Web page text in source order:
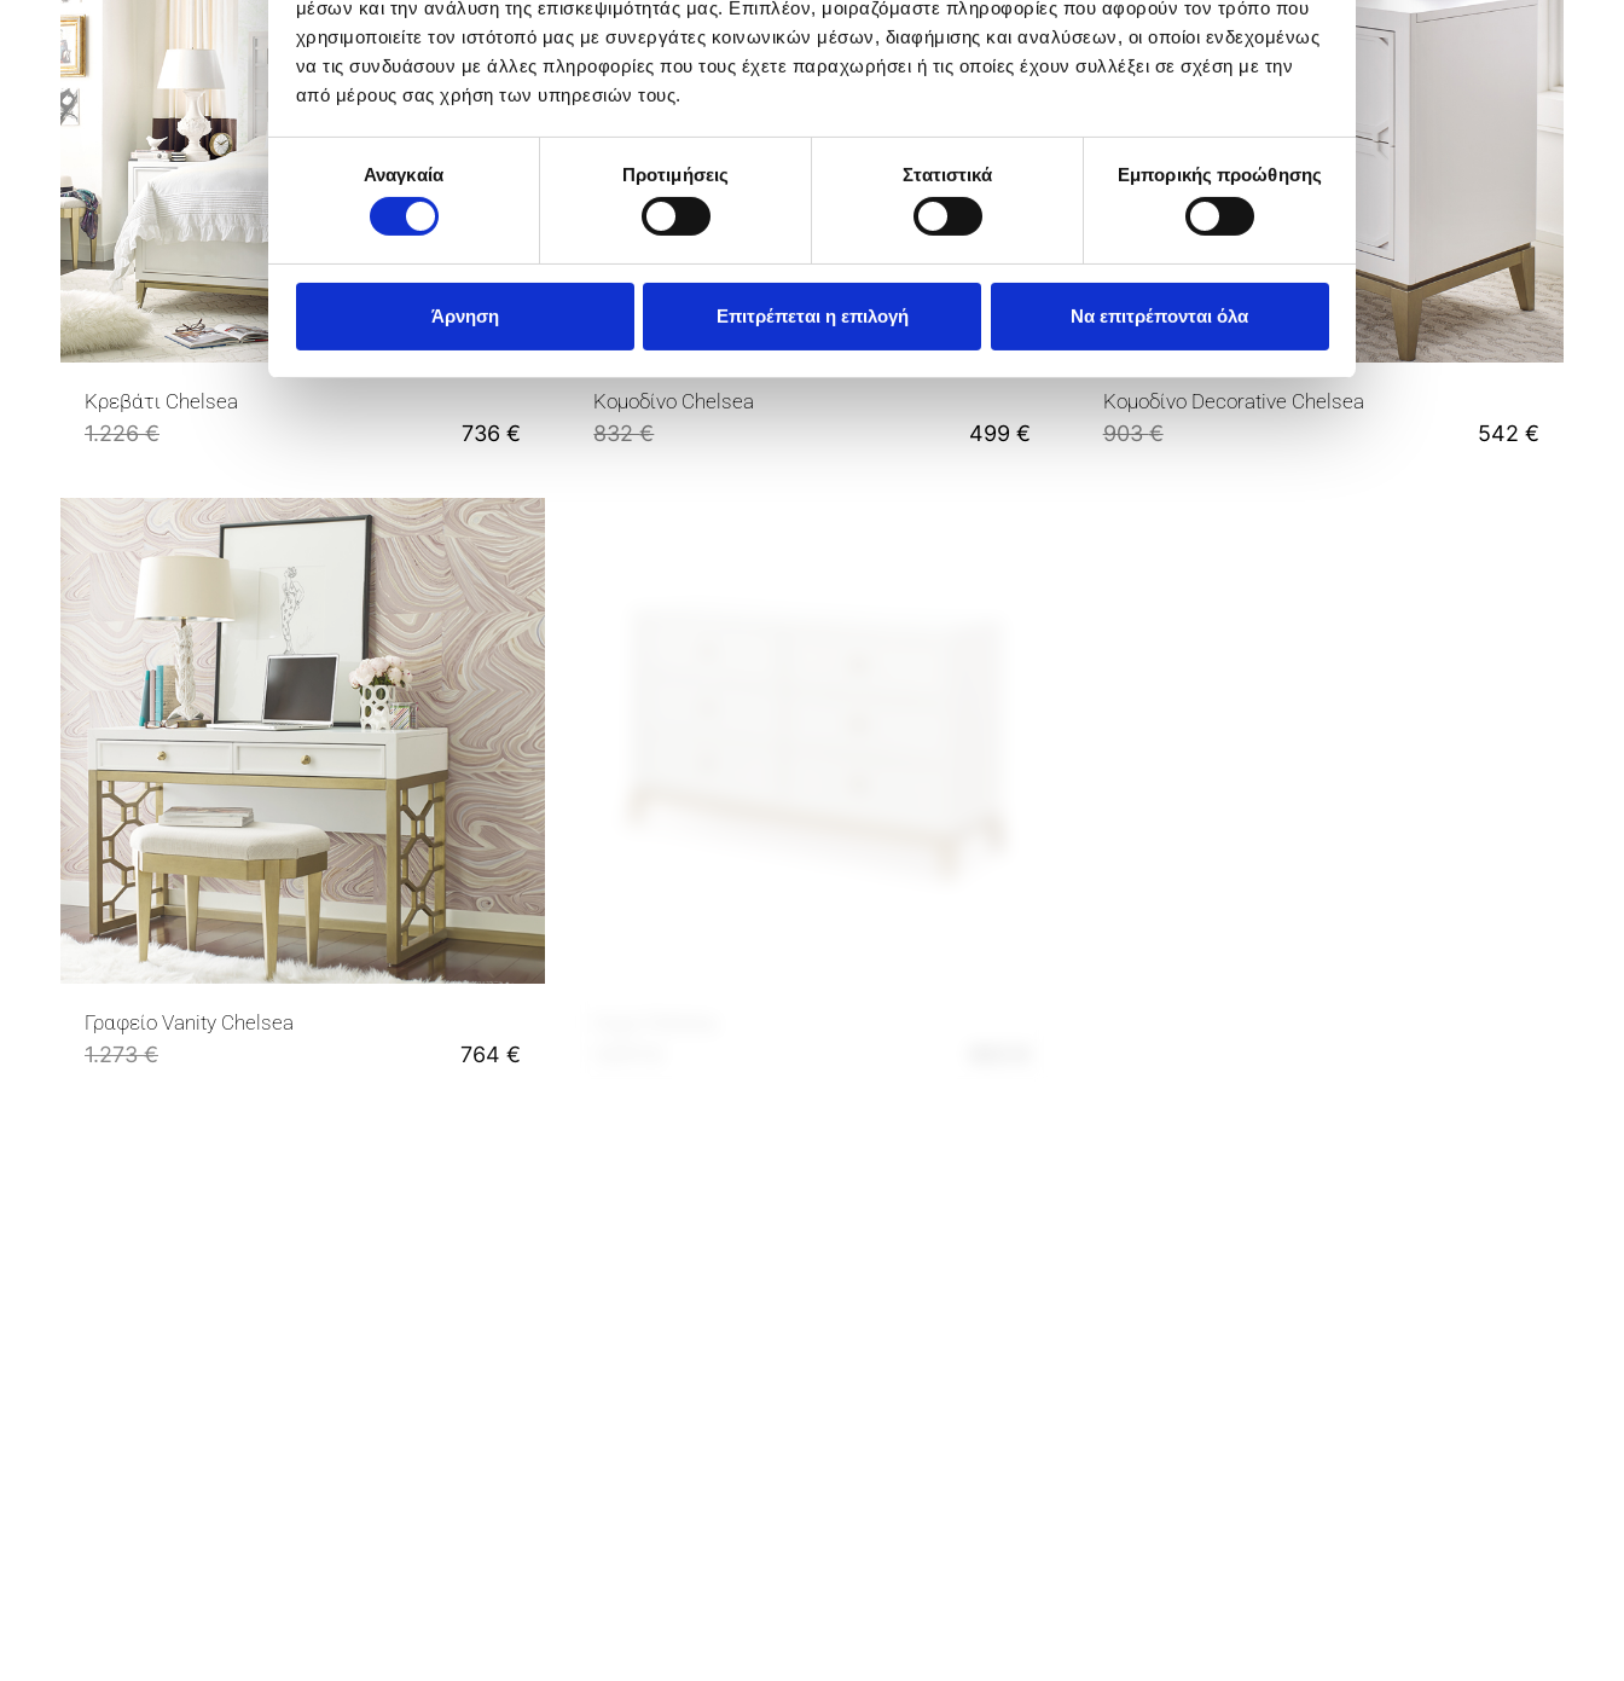
μέσων και την ανάλυση της επισκεψιμότητάς μας. Επιπλέον, μοιραζόμαστε πληροφορίες που αφορούν τον τρόπο που
χρησιμοποιείτε τον ιστότοπό μας με συνεργάτες κοινωνικών μέσων, διαφήμισης και αναλύσεων, οι οποίοι ενδεχομένως
να τις συνδυάσουν με άλλες πληροφορίες που τους έχετε παραχωρήσει ή τις οποίες έχουν συλλέξει σε σχέση με την
από μέρους σας χρήση των υπηρεσιών τους.
συγκατάθεσηςΑναγκαία Προτιμήσεις Στατιστικά Εμπορικής προώθησης
Άρνηση Επιτρέπεται η επιλογή Να επιτρέπονται όλα
Κρεβάτι Chelsea
1.226€ 736€
Κομοδίνο Chelsea
832€ 499 €
Κομοδίνο Decorative Chelsea
903€ 542 €
Γραφείο Vanity Chelsea
1.273€ 764€